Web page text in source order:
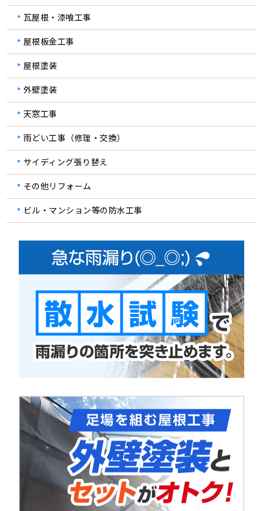
瓦屋根・漆喰工事
屋根板金工事
屋根塗装
外壁塗装
天窓工事
雨どい工事（修理・交換）
サイディング張り替え
その他リフォーム
ビル・マンション等の防水工事